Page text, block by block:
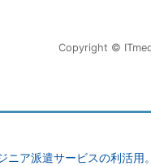
Copyright ©
ニア派遣サービスの利活用